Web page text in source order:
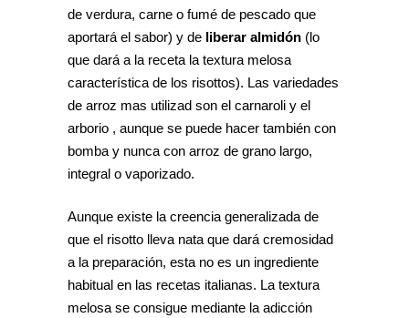
de verdura, carne o fumé de pescado que
aportará el sabor) y de liberar almidón (lo
que dará a la receta la textura melosa
característica de los risottos). Las variedades
de arroz mas utilizad son el carnaroli y el
arborio , aunque se puede hacer también con
bomba y nunca con arroz de grano largo,
integral o vaporizado.
Aunque existe la creencia generalizada de
que el risotto lleva nata que dará cremosidad
a la preparación, esta no es un ingrediente
habitual en las recetas italianas. La textura
melosa se consigue mediante la adicción